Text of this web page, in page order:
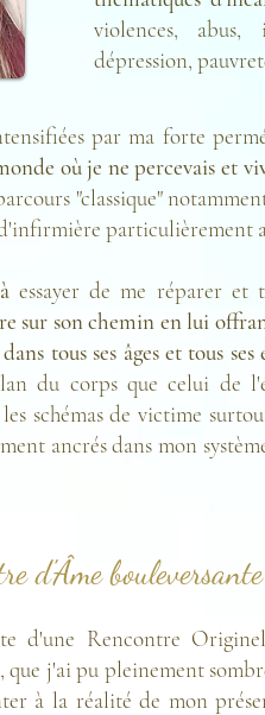
violences, abus,
dépression,
par ma forte
où je ne percevais et
"classique"
particulièrement
essayer de me réparer et
sur son chemin en lui
tous ses âges et tous ses
du corps que celui de
schémas de victime
ancrés dans mon
d'Âme
d'une Rencontre
que j'ai pu pleinement
à la réalité de mon